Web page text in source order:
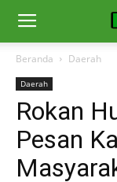
Beranda Daerah
Daerah
Rokan
Pesan